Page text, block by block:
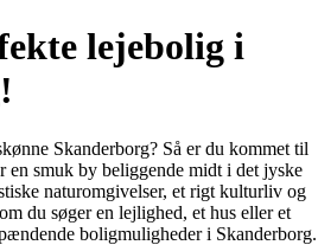
lejebolig i
Skanderborg? Så er du kommet til
en smuk by beliggende midt i det jyske
naturomgivelser, et rigt kulturliv og
du søger en lejlighed, et hus eller et
boligmuligheder i Skanderborg.